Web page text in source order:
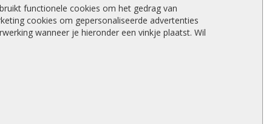
functionele cookies om het gedrag van
cookies om gepersonaliseerde advertenties
wanneer je hieronder een vinkje plaatst. Wil
Douglas hout
Rabatdelen
Aanbiedingen